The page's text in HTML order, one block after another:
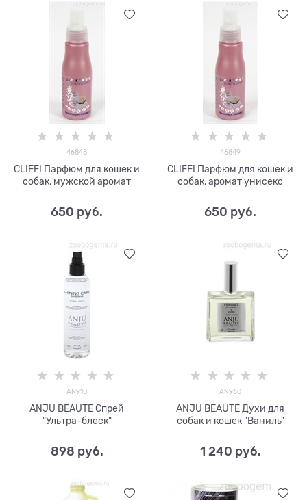
46848
CLIFFI Парфюм для кошек и
собак, мужской аромат
650 руб.
46849
CLIFFI Парфюм для кошек и
собак, аромат унисекс
650 руб.
AN910
ANJU BEAUTE Спрей
"Ультра-блеск"
898 руб.
AN960
ANJU BEAUTE Духи для
собак и кошек "Ваниль"
1 240 руб.